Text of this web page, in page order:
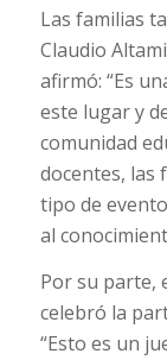
Las familias
Claudio
afirmó: “Es
este lugar y
comunidad
docentes, las
tipo de
al
Por su parte,
celebró la
“Esto es un